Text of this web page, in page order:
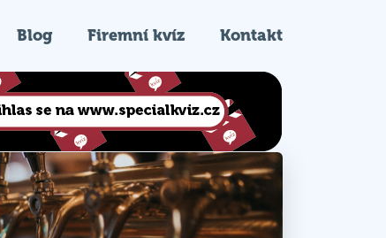
Blog Firemní kvíz Kontakt